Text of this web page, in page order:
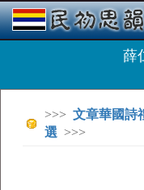
薛
>>> 文章華國詩
選 >>>